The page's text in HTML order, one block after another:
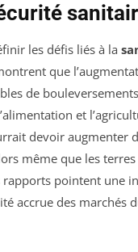
les défis liés à la
que
de
et
devoir augmenter
même que les
rapports pointent une
accrue des marchés